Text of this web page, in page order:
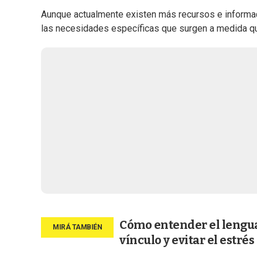
Aunque actualmente existen más recursos e
las necesidades específicas que surgen a medida
Cómo entender el
vínculo y evitar el estrés